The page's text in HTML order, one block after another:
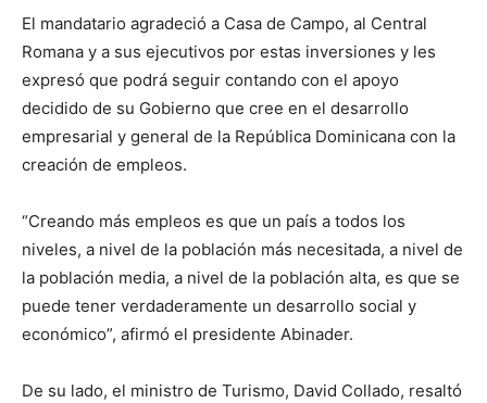
El mandatario agradeció a Casa de Campo, al Central
Romana y a sus ejecutivos por estas inversiones y les
expresó que podrá seguir contando con el apoyo
decidido de su Gobierno que cree en el desarrollo
empresarial y general de la República Dominicana con la
creación de empleos.
“Creando más empleos es que un país a todos los
niveles, a nivel de la población más necesitada, a nivel de
la población media, a nivel de la población alta, es que se
puede tener verdaderamente un desarrollo social y
económico”, afirmó el presidente Abinader.
De su lado, el ministro de Turismo, David Collado, resaltó